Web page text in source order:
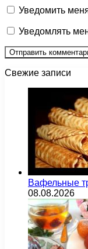
Уведомить
Уведомлять
Свежие записи
Вафельные
08.08.2026